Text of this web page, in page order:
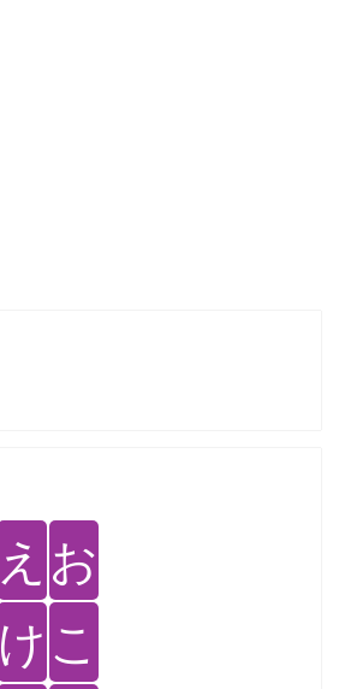
え お
けこ